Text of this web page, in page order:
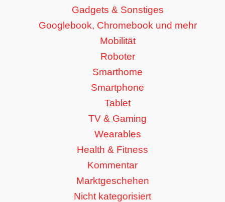
Gadgets & Sonstiges
Googlebook, Chromebook und mehr
Mobilität
Roboter
Smarthome
Smartphone
Tablet
TV & Gaming
Wearables
Health & Fitness
Kommentar
Marktgeschehen
Nicht kategorisiert